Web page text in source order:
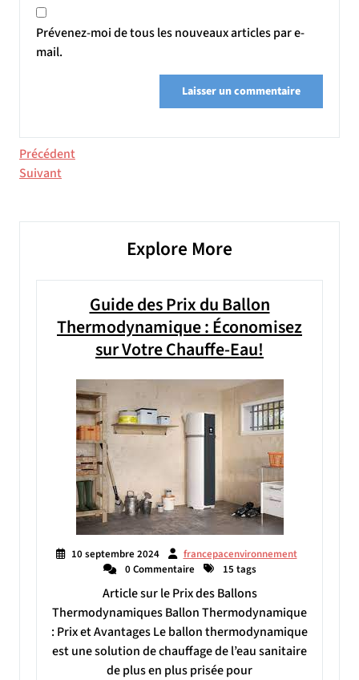
Prévenez-moi de tous les nouveaux articles par e-
mail.
Navigation
de
Article
précédent
Précédent
Article
Suivant
Explore More
Guide des Prix du Ballon
Thermodynamique : Économisez
sur Votre Chauffe-Eau!
10 septembre 2024
francepacenvironnement
0 Commentaire
15 tags
Article sur le Prix des Ballons
Thermodynamiques Ballon Thermodynamique
: Prix et Avantages Le ballon thermodynamique
est une solution de chauffage de l’eau sanitaire
de plus en plus prisée pour